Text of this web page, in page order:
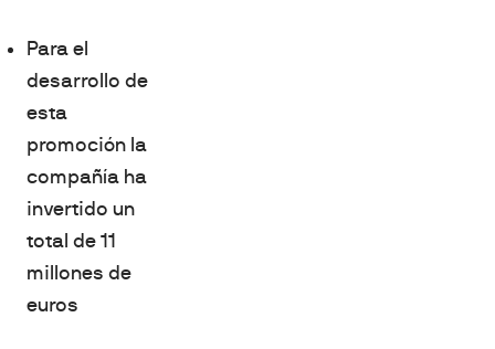
Para el
desarrollo de
esta
promoción la
compañía ha
invertido un
total de 11
millones de
euros